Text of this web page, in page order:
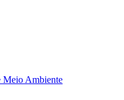
Meio Ambiente